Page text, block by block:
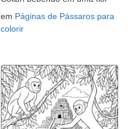
em Páginas de Pássaros para
colorir